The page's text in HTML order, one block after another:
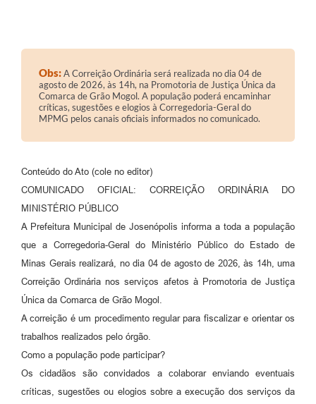
Obs:A Correição Ordinária será realizada no dia 04 de
agosto de 2026, às 14h, na Promotoria de Justiça Única da
Comarca de Grão Mogol. A população poderá encaminhar
críticas, sugestões e elogios à Corregedoria-Geral do
MPMG pelos canais oficiais informados no comunicado.
Conteúdo do Ato (cole no editor)
COMUNICADO OFICIAL: CORREIÇÃO ORDINÁRIA DO
MINISTÉRIO PÚBLICO
A Prefeitura Municipal de Josenópolis informa a toda a população
que a Corregedoria-Geral do Ministério Público do Estado de
Minas Gerais realizará, no dia 04 de agosto de 2026, às 14h, uma
Correição Ordinária nos serviços afetos à Promotoria de Justiça
Única da Comarca de Grão Mogol.
A correição é um procedimento regular para fiscalizar e orientar os
trabalhos realizados pelo órgão.
Como a população pode participar?
Os cidadãos são convidados a colaborar enviando eventuais
críticas, sugestões ou elogios sobre a execução dos serviços da